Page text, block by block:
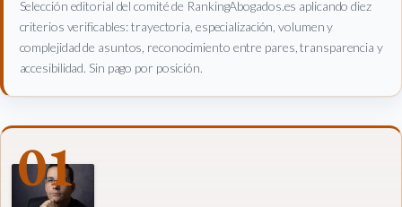
Selección editorial del comité de RankingAbogados.es aplicando diez
criterios verificables: trayectoria, especialización, volumen y
complejidad de asuntos, reconocimiento entre pares, transparencia y
accesibilidad. Sin pago por posición.
01